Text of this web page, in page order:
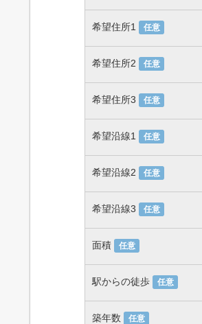
希望住所1 任意
希望住所2 任意
希望住所3 任意
希望沿線1 任意
希望沿線2 任意
希望沿線3 任意
面積 任意
駅からの徒歩 任意
築年数 任意